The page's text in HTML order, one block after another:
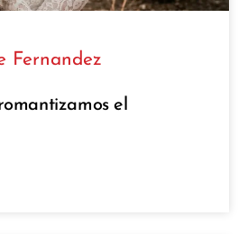
Fernandez
el